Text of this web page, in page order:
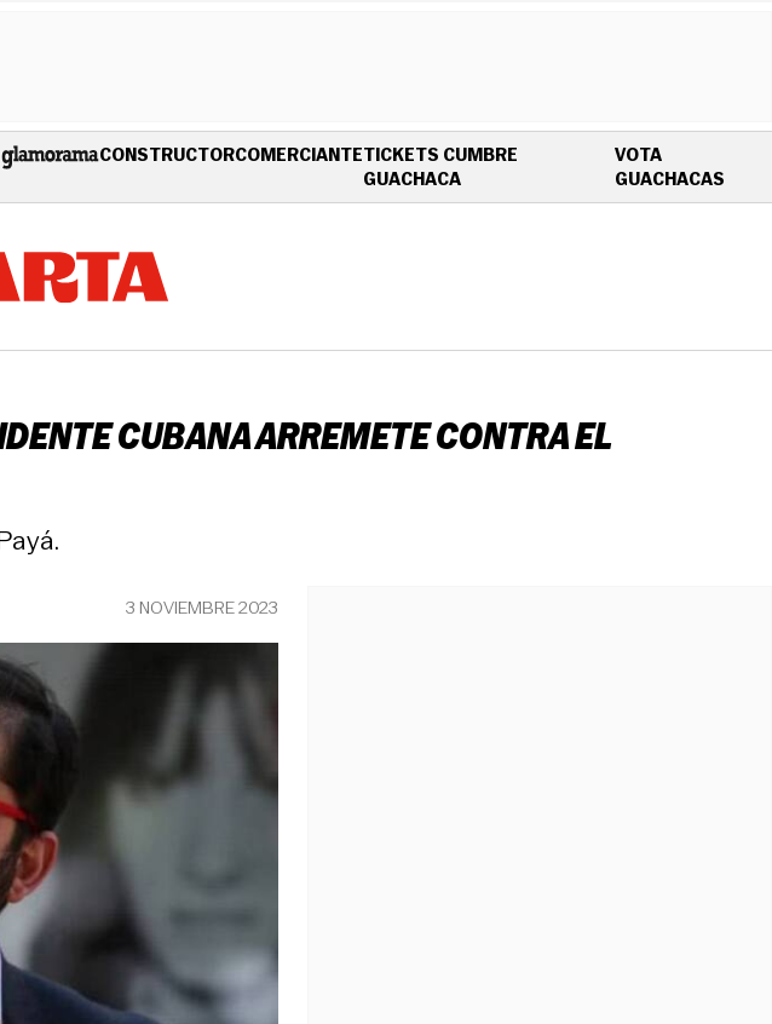
CONSTRUCTORCOMERCIANTETICKETS CUMBRE
GUACHACAOPENS IN NEW WINDOW
VOTA
GUACHACAS
CUBANA ARREMETE CONTRA EL
3 NOVIEMBRE 2023